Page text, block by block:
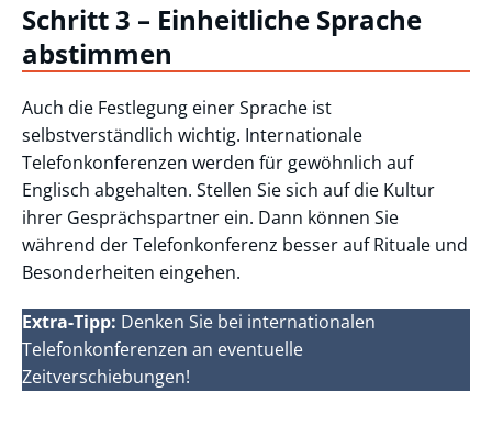
Schritt 3 – Einheitliche Sprache
abstimmen
Auch die Festlegung einer Sprache ist
selbstverständlich wichtig. Internationale
Telefonkonferenzen werden für gewöhnlich auf
Englisch abgehalten. Stellen Sie sich auf die Kultur
ihrer Gesprächspartner ein. Dann können Sie
während der Telefonkonferenz besser auf Rituale und
Besonderheiten eingehen.
Extra-Tipp: Denken Sie bei internationalen
Telefonkonferenzen an eventuelle
Zeitverschiebungen!